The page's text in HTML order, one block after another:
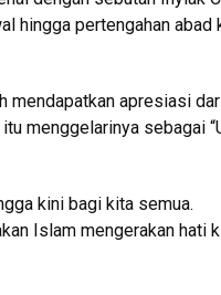
hingga pertengahan abad
mendapatkan apresiasi
menggelarinya sebagai
kini bagi kita semua.
Islam mengerakan hati